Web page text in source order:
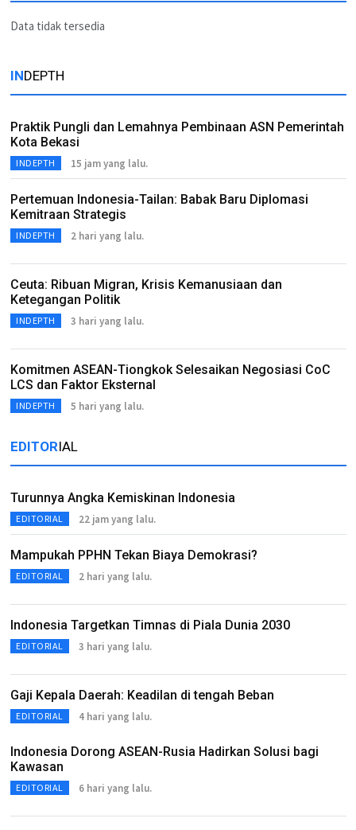
Data tidak tersedia
INDEPTH
Praktik Pungli dan Lemahnya Pembinaan ASN Pemerintah
Kota Bekasi
INDEPTH 15 jam yang lalu.
Pertemuan Indonesia-Tailan: Babak Baru Diplomasi
Kemitraan Strategis
INDEPTH 2 hari yang lalu.
Ceuta: Ribuan Migran, Krisis Kemanusiaan dan
Ketegangan Politik
INDEPTH 3 hari yang lalu.
Komitmen ASEAN-Tiongkok Selesaikan Negosiasi CoC
LCS dan Faktor Eksternal
INDEPTH 5 hari yang lalu.
EDITORIAL
Turunnya Angka Kemiskinan Indonesia
EDITORIAL 22 jam yang lalu.
Mampukah PPHN Tekan Biaya Demokrasi?
EDITORIAL 2 hari yang lalu.
Indonesia Targetkan Timnas di Piala Dunia 2030
EDITORIAL 3 hari yang lalu.
Gaji Kepala Daerah: Keadilan di tengah Beban
EDITORIAL 4 hari yang lalu.
Indonesia Dorong ASEAN-Rusia Hadirkan Solusi bagi
Kawasan
EDITORIAL 6 hari yang lalu.